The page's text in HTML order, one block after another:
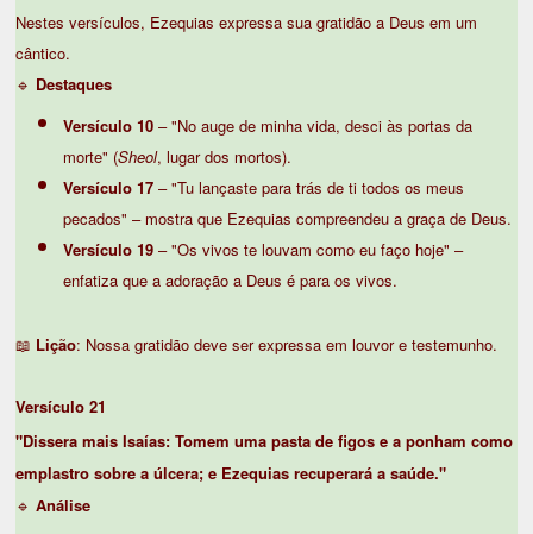
Nestes versículos, Ezequias expressa sua gratidão a Deus em um
cântico.
🔹 Destaques
Versículo 10 – "No auge de minha vida, desci às portas da
morte" (Sheol, lugar dos mortos).
Versículo 17 – "Tu lançaste para trás de ti todos os meus
pecados" – mostra que Ezequias compreendeu a graça de Deus.
Versículo 19 – "Os vivos te louvam como eu faço hoje" –
enfatiza que a adoração a Deus é para os vivos.
📖 Lição: Nossa gratidão deve ser expressa em louvor e testemunho.
Versículo 21
"Dissera mais Isaías: Tomem uma pasta de figos e a ponham como
emplastro sobre a úlcera; e Ezequias recuperará a saúde."
🔹Análise